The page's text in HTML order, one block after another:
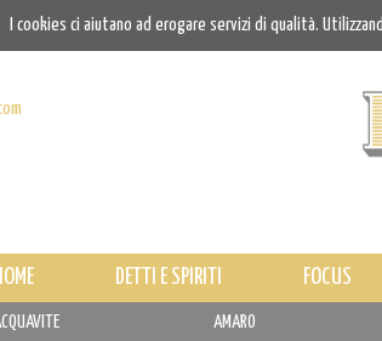
DETTI E SPIRITI FOCUS
AMARO
I cookies ci aiutano ad erogare servizi di qualità.